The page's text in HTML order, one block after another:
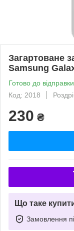
Загартоване
Samsung
Готово до відправки
Код: 2018
230 ₴
Що таке
Замовлення